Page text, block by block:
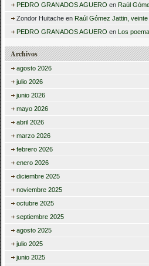
PEDRO GRANADOS AGUERO en Raúl
Zondor Huitache en Raúl Gómez Jattin,
PEDRO GRANADOS AGUERO en Los
Archivos
agosto 2026
julio 2026
junio 2026
mayo 2026
abril 2026
marzo 2026
febrero 2026
enero 2026
diciembre 2025
noviembre 2025
octubre 2025
septiembre 2025
agosto 2025
julio 2025
junio 2025